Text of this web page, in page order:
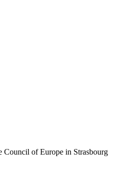
Council of Europe in Strasbourg